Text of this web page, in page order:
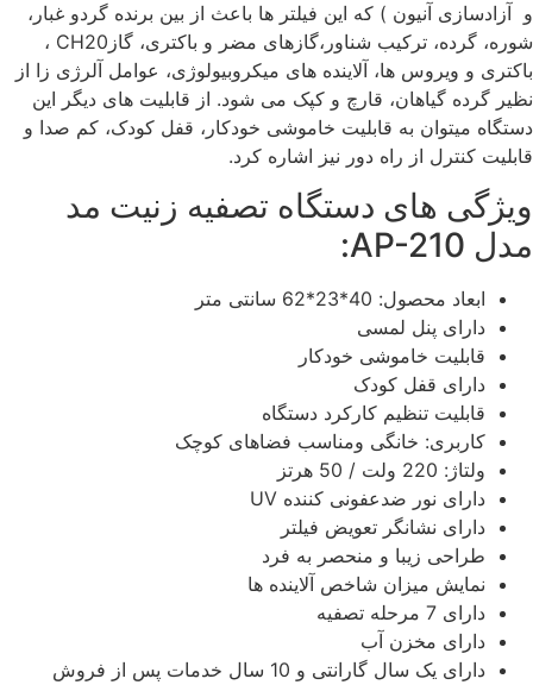
و آزادسازی آنیون ) که این فیلتر ها باعث از بین برنده گردو غبار،
شوره، گرده، ترکیب شناور،گازهای مضر و باکتری، گازCH20 ،
باکتری و ویروس ها، آلاینده های میکروبیولوژی، عوامل آلرژی زا از
نظیر گرده گیاهان، قارچ و کپک می شود. از قابلیت های دیگر این
دستگاه میتوان به قابلیت خاموشی خودکار، قفل کودک، کم صدا و
قابلیت کنترل از راه دور نیز اشاره کرد.
ویژگی های دستگاه تصفیه زنیت مد
مدل AP-210:
ابعاد محصول: 40*23*62 سانتی متر
دارای پنل لمسی
قابلیت خاموشی خودکار
دارای قفل کودک
قابلیت تنظیم کارکرد دستگاه
کاربری: خانگی ومناسب فضاهای کوچک
ولتاژ: 220 ولت / 50 هرتز
دارای نور ضدعفونی کننده UV
دارای نشانگر تعویض فیلتر
طراحی زیبا و منحصر به فرد
نمایش میزان شاخص آلاینده ها
دارای 7 مرحله تصفیه
دارای مخزن آب
دارای یک سال گارانتی و 10 سال خدمات پس از فروش